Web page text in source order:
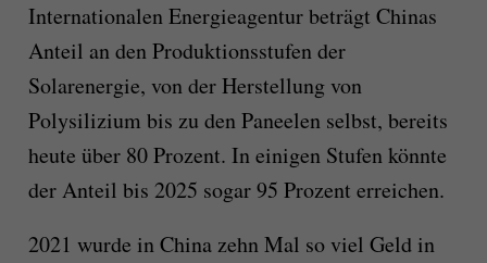
Internationalen Energieagentur beträgt Chinas
Anteil an den Produktionsstufen der
Solarenergie, von der Herstellung von
Polysilizium bis zu den Paneelen selbst, bereits
heute über 80 Prozent. In einigen Stufen könnte
der Anteil bis 2025 sogar 95 Prozent erreichen.
2021 wurde in China zehn Mal so viel Geld in